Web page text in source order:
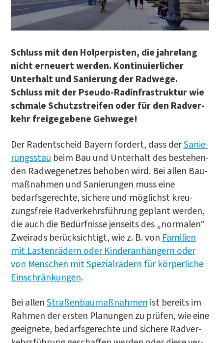
Schluss mit den Hol­per­pis­ten, die jah­re­lang
nicht erneu­ert wer­den. Kon­ti­nu­ier­li­cher
Unter­halt und Sanie­rung der Rad­we­ge.
Schluss mit der Pseu­do-Rad­in­fra­struk­tur wie
schma­le Schutz­strei­fen oder für den Rad­ver­
kehr frei­ge­ge­be­ne Gehwege!
Der Radent­scheid Bay­ern for­dert, dass derSanie­
rungs­staubeim Bau und Unter­halt des bestehen­
den Rad­we­ge­net­zes beho­ben wird. Bei allen Bau­
maß­nah­men und Sanie­run­gen muss eine
bedarfs­ge­rech­te, siche­re und mög­lichst kreu­
zungs­freie Rad­ver­kehrs­füh­rung geplant wer­den,
die auch die Bedürf­nis­se jen­seits des „nor­ma­len“
Zwei­rads berück­sich­tigt, wie z. B. vonFami­li­en
mit Las­ten­rä­dern oder Kin­der­an­hän­gern oder
von Men­schen mit Spe­zi­al­rä­dern für kör­per­li­che
Ein­schrän­kun­gen.
Bei allenStra­ßen­bau­maß­nah­menist bereits im
Rah­men der ers­ten Pla­nun­gen zu prü­fen, wie eine
geeig­ne­te, bedarfs­ge­rech­te und siche­re Rad­ver­